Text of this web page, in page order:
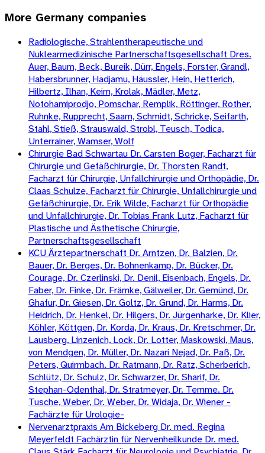
More Germany companies
Radiologische, Strahlentherapeutische und
Nuklearmedizinische Partnerschaftsgesellschaft Dres.
Auer, Baum, Beck, Bureik, Dürr, Engels, Forster, Grandl,
Habersbrunner, Hadjamu, Häussler, Hein, Hetterich,
Hilbertz, Ilhan, Keim, Krolak, Mädler, Metz,
Notohamiprodjo, Pomschar, Remplik, Röttinger, Rother,
Ruhnke, Rupprecht, Saam, Schmidt, Schricke, Seifarth,
Stahl, Stieß, Strauswald, Strobl, Teusch, Todica,
Unterrainer, Wamser, Wolf
Chirurgie Bad Schwartau Dr. Carsten Boger, Facharzt für
Chirurgie und Gefäßchirurgie, Dr. Thorsten Randt,
Facharzt für Chirurgie, Unfallchirurgie und Orthopädie, Dr.
Claas Schulze, Facharzt für Chirurgie, Unfallchirurgie und
Gefäßchirurgie, Dr. Erik Wilde, Facharzt für Orthopädie
und Unfallchirurgie, Dr. Tobias Frank Lutz, Facharzt für
Plastische und Ästhetische Chirurgie,
Partnerschaftsgesellschaft
KCU Ärztepartnerschaft Dr. Arntzen, Dr. Balzien, Dr.
Bauer, Dr. Berges, Dr. Bohnenkamp, Dr. Bücker, Dr.
Courage, Dr. Czerlinski, Dr. Denil, Eisenbach, Engels, Dr.
Faber, Dr. Finke, Dr. Främke, Gälweiler, Dr. Gemünd, Dr.
Ghafur, Dr. Giesen, Dr. Goltz, Dr. Grund, Dr. Harms, Dr.
Heidrich, Dr. Henkel, Dr. Hilgers, Dr. Jürgenharke, Dr. Klier,
Köhler, Köttgen, Dr. Korda, Dr. Kraus, Dr. Kretschmer, Dr.
Lausberg, Linzenich, Lock, Dr. Lotter, Maskowski, Maus,
von Mendgen, Dr. Müller, Dr. Nazari Nejad, Dr. Paß, Dr.
Peters, Quirmbach. Dr. Ratmann, Dr. Ratz, Scherberich,
Schlütz, Dr. Schulz, Dr. Schwarzer, Dr. Sharif, Dr.
Stephan-Odenthal, Dr. Stratmeyer, Dr. Temme. Dr.
Tusche, Weber, Dr. Weber, Dr. Widaja, Dr. Wiener -
Fachärzte für Urologie-
Nervenarztpraxis Am Bickeberg Dr. med. Regina
Meyerfeldt Fachärztin für Nervenheilkunde Dr. med.